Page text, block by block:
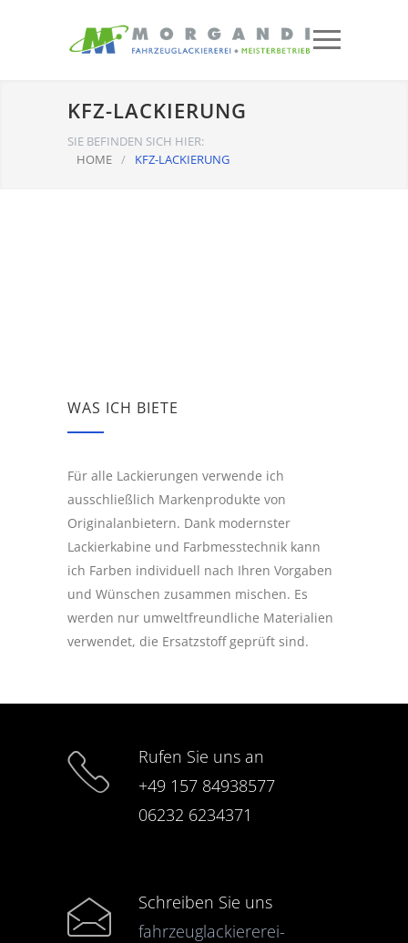
KFZ-LACKIERUNG
SIE BEFINDEN SICH HIER:
HOME / KFZ-LACKIERUNG
WAS ICH BIETE
Für alle Lackierungen verwende ich
ausschließlich Markenprodukte von
Originalanbietern. Dank modernster
Lackierkabine und Farbmesstechnik kann
ich Farben individuell nach Ihren Vorgaben
und Wünschen zusammen mischen. Es
werden nur umweltfreundliche Materialien
verwendet, die Ersatzstoff geprüft sind.
Rufen Sie uns an
+49 157 84938577
06232 6234371
Schreiben Sie uns
fahrzeuglackiererei-